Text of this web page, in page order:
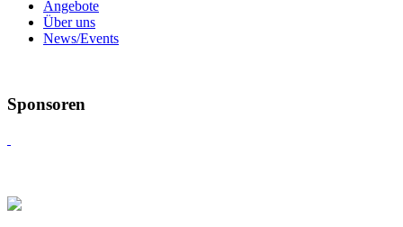
Angebote
Über uns
News/Events
Sponsoren